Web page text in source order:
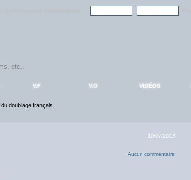
V.F V.O VIDÉOS
doublage français.
10/07/2013
Aucun commentaire